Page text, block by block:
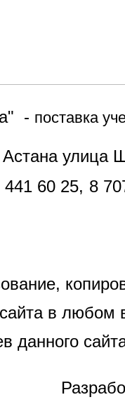
- поставка
Астана
60 25, 8
в любом
данного